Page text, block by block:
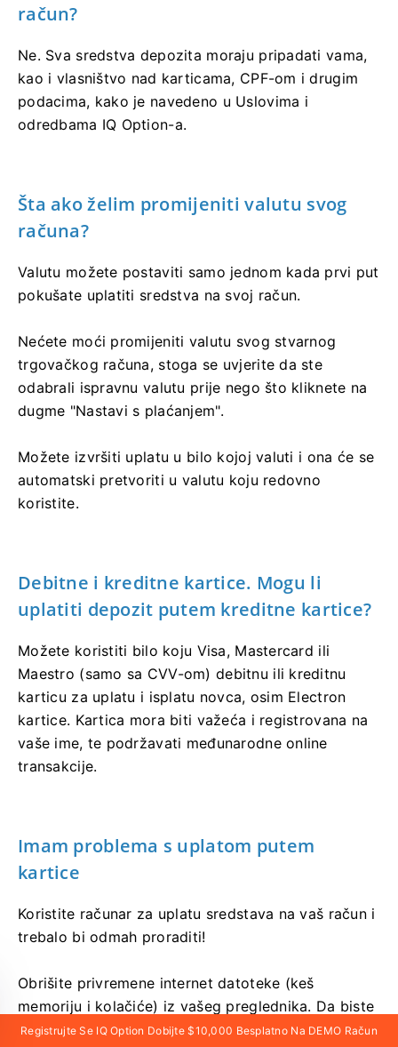
račun?
Ne. Sva sredstva depozita moraju pripadati vama,
kao i vlasništvo nad karticama, CPF-om i drugim
podacima, kako je navedeno u Uslovima i
odredbama IQ Option-a.
Šta ako želim promijeniti valutu svog
računa?
Valutu možete postaviti samo jednom kada prvi put
pokušate uplatiti sredstva na svoj račun.
Nećete moći promijeniti valutu svog stvarnog
trgovačkog računa, stoga se uvjerite da ste
odabrali ispravnu valutu prije nego što kliknete na
dugme "Nastavi s plaćanjem".
Možete izvršiti uplatu u bilo kojoj valuti i ona će se
automatski pretvoriti u valutu koju redovno
koristite.
Debitne i kreditne kartice. Mogu li
uplatiti depozit putem kreditne kartice?
Možete koristiti bilo koju Visa, Mastercard ili
Maestro (samo sa CVV-om) debitnu ili kreditnu
karticu za uplatu i isplatu novca, osim Electron
kartice. Kartica mora biti važeća i registrovana na
vaše ime, te podržavati međunarodne online
transakcije.
Imam problema s uplatom putem
kartice
Koristite računar za uplatu sredstava na vaš račun i
trebalo bi odmah proraditi!
Obrišite privremene internet datoteke (keš
memoriju i kolačiće) iz vašeg preglednika. Da biste
to učinili, pritisnite CTRL+SHIFT+DELETE, odaberite
Registrujte Se IQ Option Dobijte $10,000 Besplatno Na DEMO Račun